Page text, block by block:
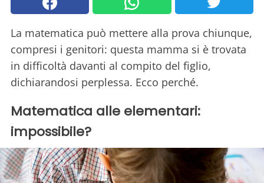
La matematica può mettere alla prova chiunque,
compresi i genitori: questa mamma si è trovata
in difficoltà davanti al compito del figlio,
dichiarandosi perplessa. Ecco perché.
Matematica alle elementari:
impossibile?